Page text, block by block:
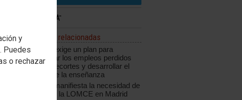
y
Puedes
o rechazar
Noticias relacionadas
CCOO exige un plan para
recuperar los empleos perdidos
por los recortes y desarrollar el
sector de la enseñanza
CCOO manifiesta la necesidad de
paralizar la LOMCE en Madrid